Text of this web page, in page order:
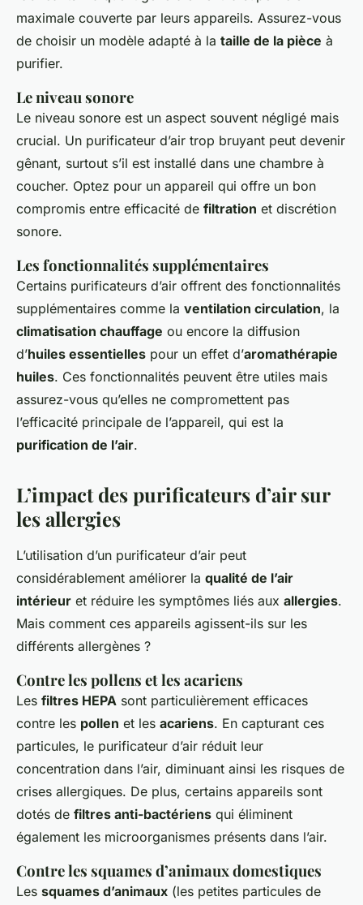
maximale couverte par leurs appareils. Assurez-vous
de choisir un modèle adapté à la taille de la pièce à
purifier.
Le niveau sonore
Le niveau sonore est un aspect souvent négligé mais
crucial. Un purificateur d’air trop bruyant peut devenir
gênant, surtout s’il est installé dans une chambre à
coucher. Optez pour un appareil qui offre un bon
compromis entre efficacité de filtration et discrétion
sonore.
Les fonctionnalités supplémentaires
Certains purificateurs d’air offrent des fonctionnalités
supplémentaires comme la ventilation circulation, la
climatisation chauffage ou encore la diffusion
d’huiles essentielles pour un effet d’aromathérapie
huiles. Ces fonctionnalités peuvent être utiles mais
assurez-vous qu’elles ne compromettent pas
l’efficacité principale de l’appareil, qui est la
purification de l’air.
L’impact des purificateurs d’air sur
les allergies
L’utilisation d’un purificateur d’air peut
considérablement améliorer la qualité de l’air
intérieur et réduire les symptômes liés aux allergies.
Mais comment ces appareils agissent-ils sur les
différents allergènes ?
Contre les pollens et les acariens
Les filtres HEPA sont particulièrement efficaces
contre les pollen et les acariens. En capturant ces
particules, le purificateur d’air réduit leur
concentration dans l’air, diminuant ainsi les risques de
crises allergiques. De plus, certains appareils sont
dotés de filtres anti-bactériens qui éliminent
également les microorganismes présents dans l’air.
Contre les squames d’animaux domestiques
Les squames d’animaux (les petites particules de